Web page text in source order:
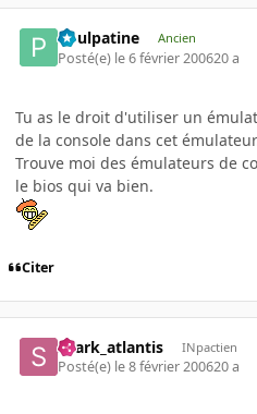
Poulpatine Ancien
Posté(e) le 6 février 200620 a
Tu as le droit d'utiliser un
de la console dans cet
Trouve moi des émulateurs de
le bios qui va bien.
Citer
shark_atlantis INpactien
Posté(e) le 8 février 200620 a